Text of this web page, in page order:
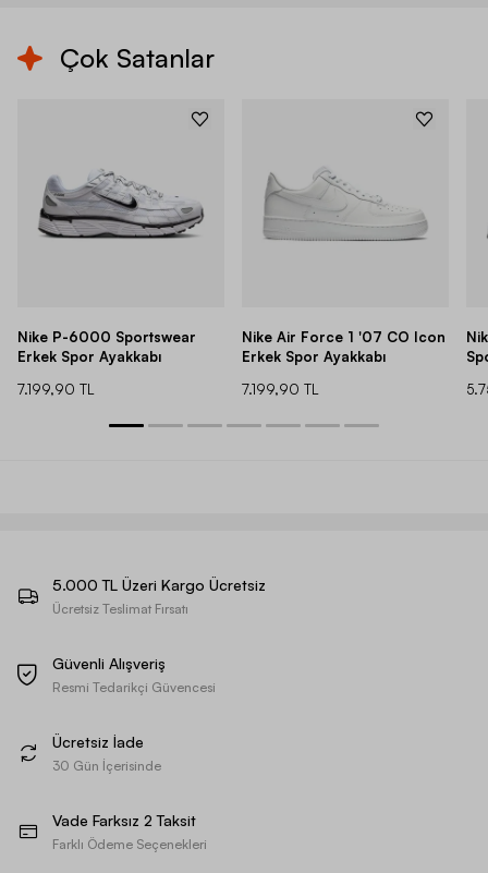
Çok Satanlar
Nike P-6000 Sportswear
Erkek Spor Ayakkabı
7.199,90 TL
Nike Air Force 1 '07 CO Icon
Erkek Spor Ayakkabı
7.199,90 TL
5.000 TL Üzeri Kargo Ücretsiz
Ücretsiz Teslimat Fırsatı
Güvenli Alışveriş
Resmi Tedarikçi Güvencesi
Ücretsiz İade
30 Gün İçerisinde
Vade Farksız 2 Taksit
Farklı Ödeme Seçenekleri